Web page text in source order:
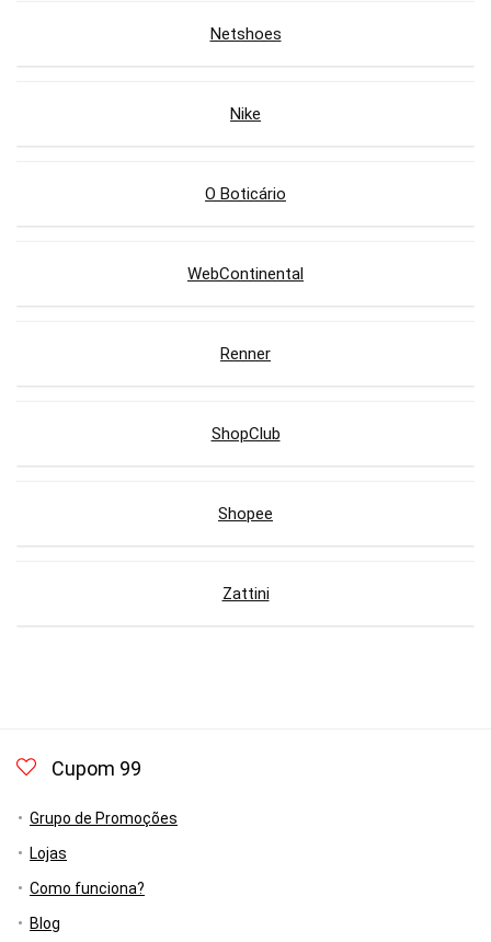
Netshoes
Nike
O Boticário
WebContinental
Renner
ShopClub
Shopee
Zattini
Cupom 99
Grupo de Promoções
Lojas
Como funciona?
Blog